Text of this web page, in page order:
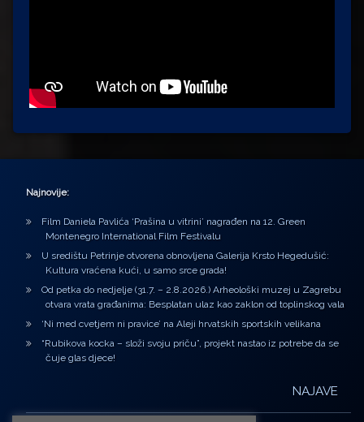
Najnovije:
Film Daniela Pavlića ‘Prašina u vitrini’ nagrađen na 12. Green
Montenegro International Film Festivalu
U središtu Petrinje otvorena obnovljena Galerija Krsto Hegedušić:
Kultura vraćena kući, u samo srce grada!
Od petka do nedjelje (31.7. – 2.8.2026.) Arheološki muzej u Zagrebu
otvara vrata građanima: Besplatan ulaz kao zaklon od toplinskog vala
‘Ni med cvetjem ni pravice’ na Aleji hrvatskih sportskih velikana
“Rubikova kocka – složi svoju priču”, projekt nastao iz potrebe da se
čuje glas djece!
NAJAVE